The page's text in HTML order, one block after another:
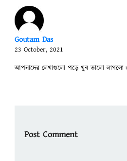
Goutam Das
23 October, 2021
আপনাদের লেখাগুলো পড়ে খুব ভালো লাগলো।
Post Comment